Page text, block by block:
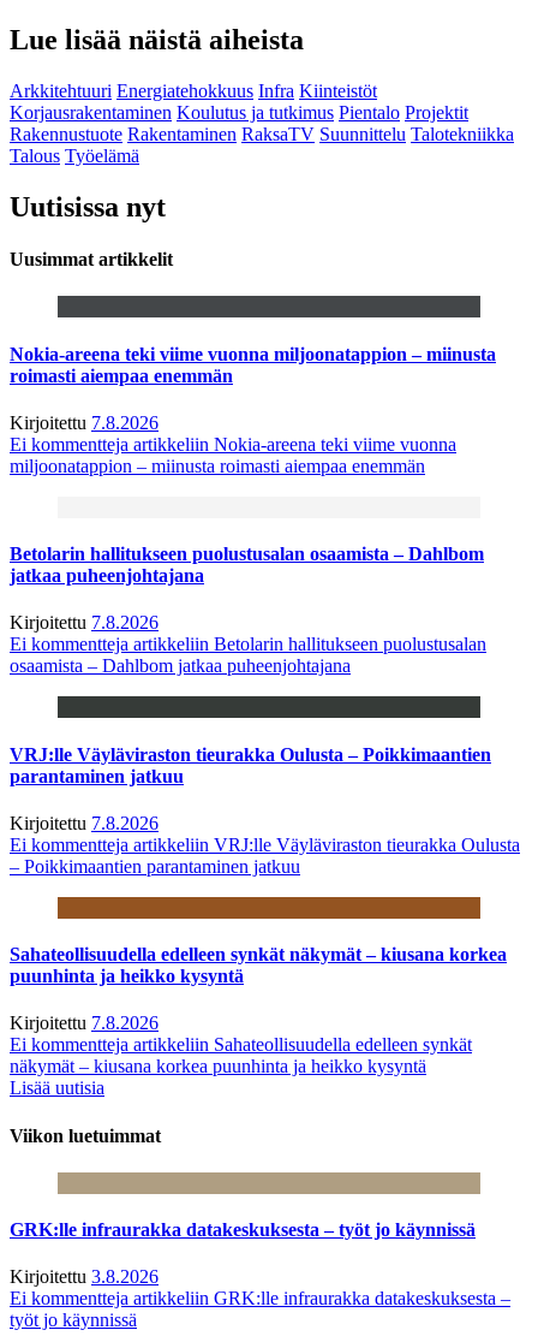
Lue lisää näistä aiheista
Arkkitehtuuri Energiatehokkuus Infra Kiinteistöt
Korjausrakentaminen Koulutus ja tutkimus Pientalo Projektit
Rakennustuote Rakentaminen RaksaTV Suunnittelu Talotekniikka
Talous Työelämä
Uutisissa nyt
Uusimmat artikkelit
Nokia-areena teki viime vuonna miljoonatappion – miinusta
roimasti aiempaa enemmän
Kirjoitettu 7.8.2026
Ei kommentteja artikkeliin Nokia-areena teki viime vuonna
miljoonatappion – miinusta roimasti aiempaa enemmän
Betolarin hallitukseen puolustusalan osaamista – Dahlbom
jatkaa puheenjohtajana
Kirjoitettu 7.8.2026
Ei kommentteja artikkeliin Betolarin hallitukseen puolustusalan
osaamista – Dahlbom jatkaa puheenjohtajana
VRJ:lle Väyläviraston tieurakka Oulusta – Poikkimaantien
parantaminen jatkuu
Kirjoitettu 7.8.2026
Ei kommentteja artikkeliin VRJ:lle Väyläviraston tieurakka Oulusta
– Poikkimaantien parantaminen jatkuu
Sahateollisuudella edelleen synkät näkymät – kiusana korkea
puunhinta ja heikko kysyntä
Kirjoitettu 7.8.2026
Ei kommentteja artikkeliin Sahateollisuudella edelleen synkät
näkymät – kiusana korkea puunhinta ja heikko kysyntä
Lisää uutisia
Viikon luetuimmat
GRK:lle infraurakka datakeskuksesta – työt jo käynnissä
Kirjoitettu 3.8.2026
Ei kommentteja artikkeliin GRK:lle infraurakka datakeskuksesta –
työt jo käynnissä